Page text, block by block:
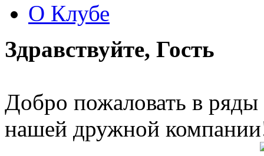
О Клубе
Здравствуйте, Гость
Добро пожаловать в ряды
нашей дружной